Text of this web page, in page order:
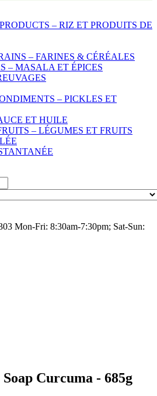
– RIZ ET PRODUITS DE
– FARINES & CÉRÉALES
– MASALA ET ÉPICES
– PICKLES ET
ET HUILE
– LÉGUMES ET FRUITS
Mon-Fri: 8:30am-7:30pm; Sat-Sun:
Curcuma - 685g